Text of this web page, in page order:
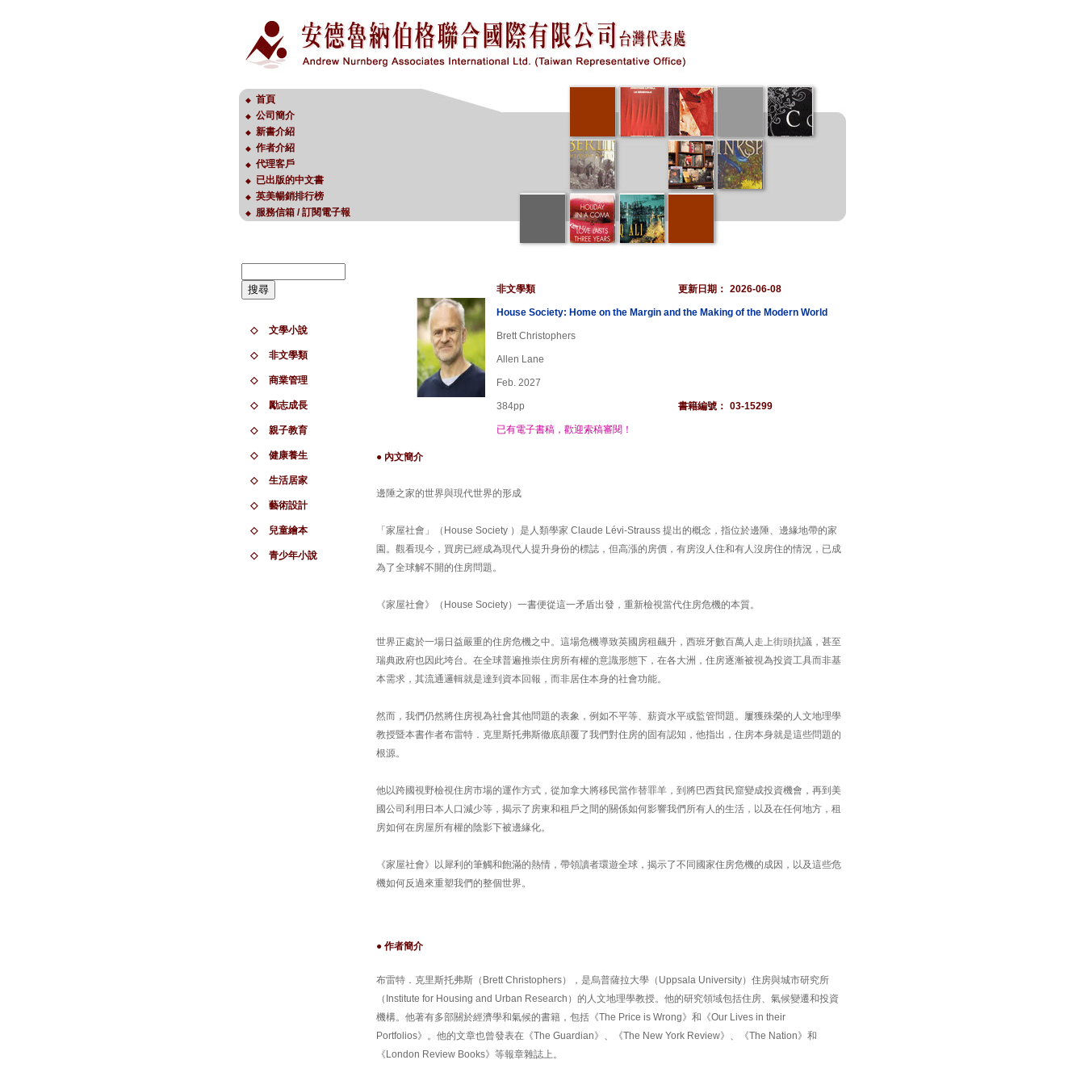
◆ 首頁
◆ 公司簡介
◆ 新書介紹
◆ 作者介紹
◆ 代理客戶
◆ 已出版的中文書
◆ 英美暢銷排行榜
◆ 服務信箱 / 訂閱電子報
◇ 文學小說
◇ 非文學類
◇ 商業管理
◇ 勵志成長
◇ 親子教育
◇ 健康養生
◇ 生活居家
◇ 藝術設計
◇ 兒童繪本
◇ 青少年小說
非文學類 更新日期： 2026-06-08
House Society: Home on the Margin and the Making of the Modern World
Brett Christophers
Allen Lane
Feb. 2027
384pp 書籍編號： 03-15299
已有電子書稿，歡迎索稿審閱！
● 內文簡介
邊陲之家的世界與現代世界的形成
「家屋社會」（House Society ）是人類學家 Claude Lévi-Strauss 提出的概念，指位於邊陲、邊緣地帶的家
園。觀看現今，買房已經成為現代人提升身份的標誌，但高漲的房價，有房沒人住和有人沒房住的情況，已成
為了全球解不開的住房問題。
《家屋社會》（House Society）一書便從這一矛盾出發，重新檢視當代住房危機的本質。
世界正處於一場日益嚴重的住房危機之中。這場危機導致英國房租飆升，西班牙數百萬人走上街頭抗議，甚至
瑞典政府也因此垮台。在全球普遍推崇住房所有權的意識形態下，在各大洲，住房逐漸被視為投資工具而非基
本需求，其流通邏輯就是達到資本回報，而非居住本身的社會功能。
然而，我們仍然將住房視為社會其他問題的表象，例如不平等、薪資水平或監管問題。屢獲殊榮的人文地理學
教授暨本書作者布雷特．克里斯托弗斯徹底顛覆了我們對住房的固有認知，他指出，住房本身就是這些問題的
根源。
他以跨國視野檢視住房市場的運作方式，從加拿大將移民當作替罪羊，到將巴西貧民窟變成投資機會，再到美
國公司利用日本人口減少等，揭示了房東和租戶之間的關係如何影響我們所有人的生活，以及在任何地方，租
房如何在房屋所有權的陰影下被邊緣化。
《家屋社會》以犀利的筆觸和飽滿的熱情，帶領讀者環遊全球，揭示了不同國家住房危機的成因，以及這些危
機如何反過來重塑我們的整個世界。
● 作者簡介
布雷特．克里斯托弗斯（Brett Christophers），是烏普薩拉大學（Uppsala University）住房與城市研究所
（Institute for Housing and Urban Research）的人文地理學教授。他的研究領域包括住房、氣候變遷和投資
機構。他著有多部關於經濟學和氣候的書籍，包括《The Price is Wrong》和《Our Lives in their
Portfolios》。他的文章也曾發表在《The Guardian》、《The New York Review》、《The Nation》和
《London Review Books》等報章雜誌上。